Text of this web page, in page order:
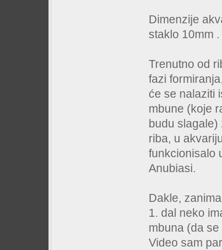
Dimenzije
staklo 10mm .
Trenutno od
fazi
će se nalaziti
mbune (koje
budu
riba, u
funkcionisalo
Anubiasi.
Dakle,
1. dal neko
mbuna (da
Video sam